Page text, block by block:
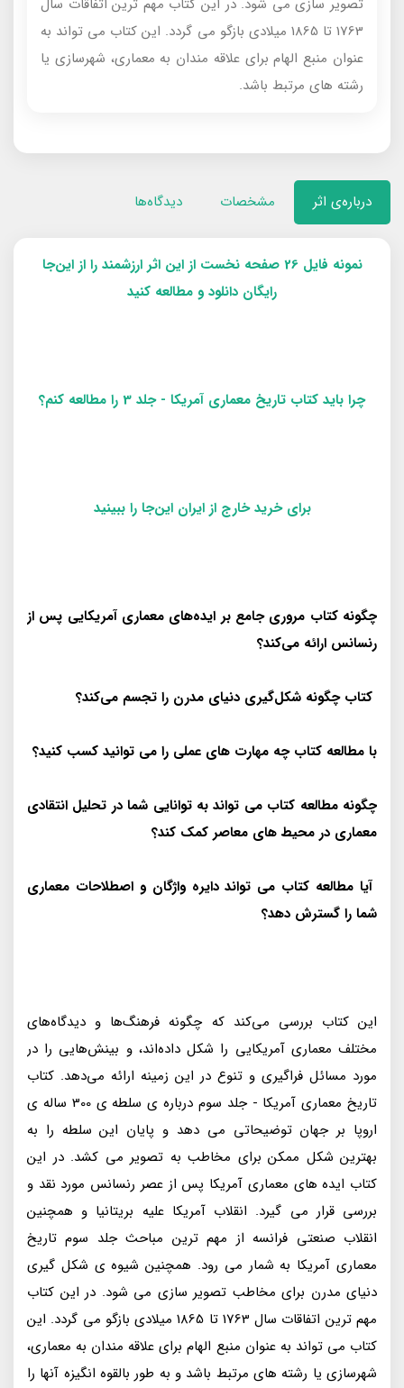
1763 تا 1865 میلادی بازگو می گردد. این کتاب می تواند به
عنوان منبع الهام برای علاقه مندان به معماری، شهرسازی یا
رشته های مرتبط باشد.
درباره‌ی اثر مشخصات دیدگاه‌ها
نمونه فایل 26 صفحه نخست از این اثر ارزشمند را از این‌جا
رایگان دانلود و مطالعه کنید
چرا باید کتاب تاریخ معماری آمریکا - جلد 3 را مطالعه کنم؟
برای خرید خارج از ایران این‌جا را ببینید
چگونه کتاب مروری جامع بر ایده‌های معماری آمریکایی پس از
رنسانس ارائه می‌کند؟
کتاب چگونه شکل‌گیری دنیای مدرن را تجسم می‌کند؟
با مطالعه کتاب چه مهارت های عملی را می توانید کسب کنید؟
چگونه مطالعه کتاب می تواند به توانایی شما در تحلیل انتقادی
معماری در محیط های معاصر کمک کند؟
آیا مطالعه کتاب می تواند دایره واژگان و اصطلاحات معماری
شما را گسترش دهد؟
این کتاب بررسی می‌کند که چگونه فرهنگ‌ها و دیدگاه‌های
مختلف معماری آمریکایی را شکل داده‌اند، و بینش‌هایی را در
مورد مسائل فراگیری و تنوع در این زمینه ارائه می‌دهد. کتاب
تاریخ معماری آمریکا - جلد سوم درباره ی سلطه ی 300 ساله ی
اروپا بر جهان توضیحاتی می دهد و پایان این سلطه را به
بهترین شکل ممکن برای مخاطب به تصویر می کشد. در این
کتاب ایده های معماری آمریکا پس از عصر رنسانس مورد نقد و
بررسی قرار می گیرد. انقلاب آمریکا علیه بریتانیا و همچنین
انقلاب صنعتی فرانسه از مهم ترین مباحث جلد سوم تاریخ
معماری آمریکا به شمار می رود. همچنین شیوه ی شکل گیری
دنیای مدرن برای مخاطب تصویر سازی می شود. در این کتاب
مهم ترین اتفاقات سال 1763 تا 1865 میلادی بازگو می گردد. این
کتاب می تواند به عنوان منبع الهام برای علاقه مندان به معماری،
شهرسازی یا رشته های مرتبط باشد و به طور بالقوه انگیزه آنها را